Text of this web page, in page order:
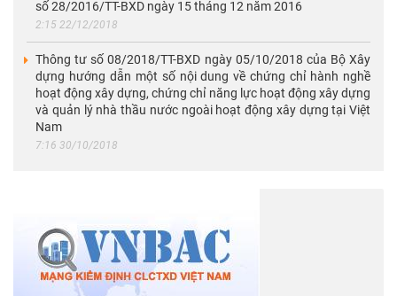
số 28/2016/TT-BXD ngày 15 tháng 12 năm 2016
2:15 22/12/2018
Thông tư số 08/2018/TT-BXD ngày 05/10/2018 của Bộ Xây
dựng hướng dẫn một số nội dung về chứng chỉ hành nghề
hoạt động xây dựng, chứng chỉ năng lực hoạt động xây dựng
và quản lý nhà thầu nước ngoài hoạt động xây dựng tại Việt
Nam
7:16 30/10/2018